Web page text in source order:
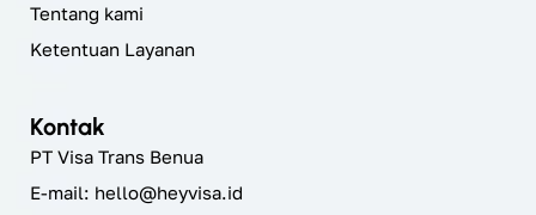
Tentang kami
Ketentuan Layanan
Kontak
PT Visa Trans Benua
E-mail: hello@heyvisa.id